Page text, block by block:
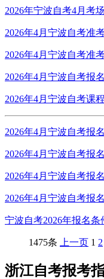
2026年宁波自考4月考
2026年4月宁波自考准
2026年4月宁波自考准
2026年4月宁波自考报
2026年4月宁波自考课
2026年4月宁波自考报
2026年4月宁波自考报
2026年4月宁波自考报
2026年4月宁波自考报
宁波自考2026年报名条
1475条 上一页 1 2
浙江自考报考